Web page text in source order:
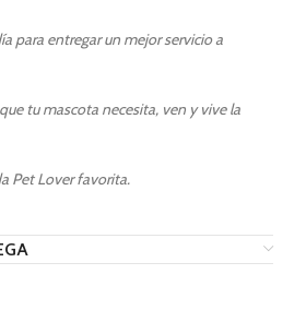
para entregar un mejor servicio a
tu mascota necesita, ven y vive la
Pet Lover favorita.